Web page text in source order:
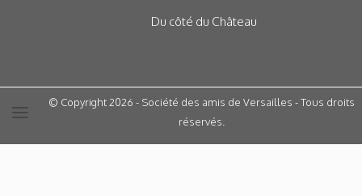
Du côté du Château
© Copyright 2026 - Société des amis de Versailles - Tous droits
réservés.